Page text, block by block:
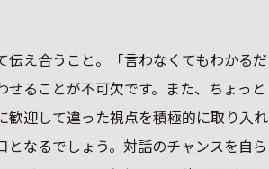
え合うこと。「言わなくてもわかるだ
ることが不可欠です。また、ちょっと
歓迎して違った視点を積極的に取り入れ
なるでしょう。対話のチャンスを自ら